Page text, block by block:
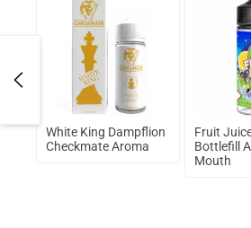
White King Dampflion
Checkmate Aroma
Fruit
Bottlefill
Mouth